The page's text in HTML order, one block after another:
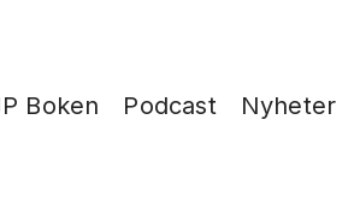
Boken Podcast Nyheter